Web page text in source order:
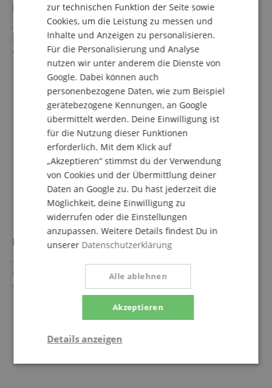
LD Systems DAVE 15 G4X CB Rollbrett
18 mm Birkenmultiplex
Strapazierfähige Polyurea-Beschichtung
Speziell für den DAVE 15 G4X entwickelt
Vier 80-mm-Schwerlastrollen, zwei davon mit
Feststellbremsen
Kann zusammen mit der SUB Schutzhülle verwendet
werden
mehr anzeigen
129,00 €
Versandkostenfrei (AT)
inkl. MwSt.
K&M 49421 Rackblende
2 mm Aluminiumblech
Farbe: Schwarz
12,40 €
ITALIAN
SPANISH
zur technischen Funktion der Seite sowie
Cookies, um die Leistung zu messen und
Inhalte und Anzeigen zu personalisieren.
Für die Personalisierung und Analyse
nutzen wir unter anderem die Dienste von
Google. Dabei können auch
personenbezogene Daten, wie zum Beispiel
gerätebezogene Kennungen, an Google
übermittelt werden. Deine Einwilligung ist
für die Nutzung dieser Funktionen
erforderlich. Mit dem Klick auf
„Akzeptieren“ stimmst du der Verwendung
von Cookies und der Übermittlung deiner
Daten an Google zu. Du hast jederzeit die
Möglichkeit, deine Einwilligung zu
widerrufen oder die Einstellungen
anzupassen. Weitere Details findest Du in
unserer Datenschutzerklärung
Akzeptieren
Alle ablehnen
Details anzeigen
Statistik Marketing Funktional